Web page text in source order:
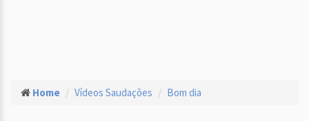
Home Vídeos Saudações Bom dia